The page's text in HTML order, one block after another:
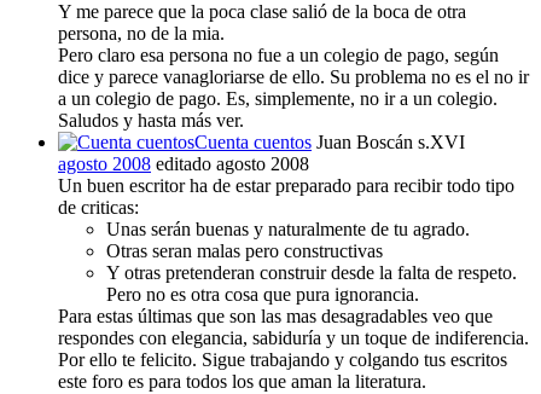
Y me parece que la poca clase salió de la boca de otra
persona, no de la mia.
Pero claro esa persona no fue a un colegio de pago, según
dice y parece vanagloriarse de ello. Su problema no es el no ir
a un colegio de pago. Es, simplemente, no ir a un colegio.
Saludos y hasta más ver.
Cuenta cuentos Juan Boscán s.XVI
agosto 2008 editado agosto 2008
Un buen escritor ha de estar preparado para recibir todo tipo
de criticas:
Unas serán buenas y naturalmente de tu agrado.
Otras seran malas pero constructivas
Y otras pretenderan construir desde la falta de respeto.
Pero no es otra cosa que pura ignorancia.
Para estas últimas que son las mas desagradables veo que
respondes con elegancia, sabiduría y un toque de indiferencia.
Por ello te felicito. Sigue trabajando y colgando tus escritos
este foro es para todos los que aman la literatura.